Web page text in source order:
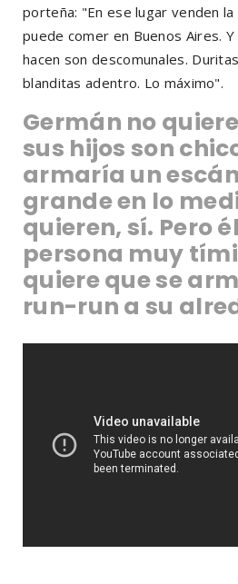
porteña: "En ese lugar venden
puede comer en Buenos Aires.
hacen son descomunales.
blanditas adentro. Lo máximo".
Germán no
sus hijos son
armaría un
grande en lo
quieren, sí. Pero
persona muy
quiere que se
run-run a su